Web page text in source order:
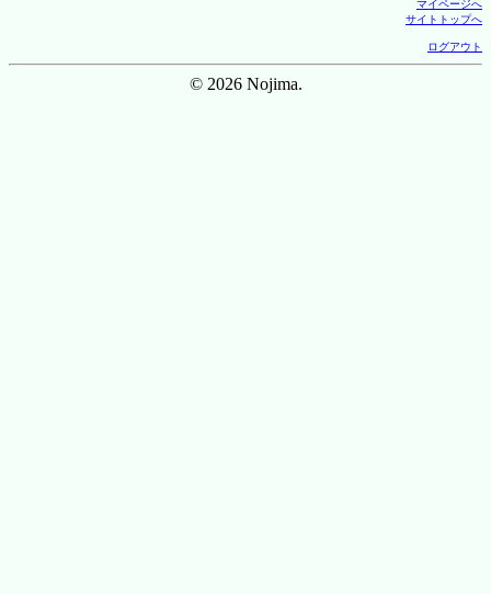
マイページへ
サイトトップへ
ログアウト
© 2026 Nojima.